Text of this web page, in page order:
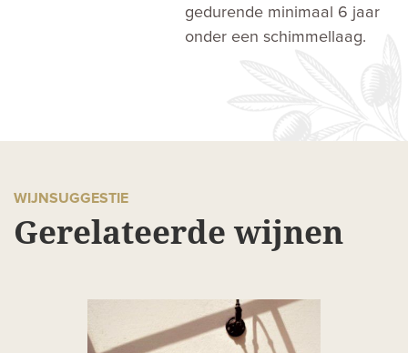
gedurende minimaal 6 jaar
onder een schimmellaag.
WIJNSUGGESTIE
Gerelateerde wijnen